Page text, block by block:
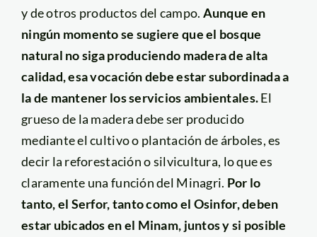
y de otros productos del campo. Aunque en
ningún momento se sugiere que el bosque
natural no siga produciendo madera de alta
calidad, esa vocación debe estar subordinada a
la de mantener los servicios ambientales.El
grueso de la madera debe ser producido
mediante el cultivo o plantación de árboles, es
decir la reforestación o silvicultura, lo que es
claramente una función del Minagri. Por lo
tanto, el Serfor, tanto como el Osinfor, deben
estar ubicados en el Minam, juntos y si posible